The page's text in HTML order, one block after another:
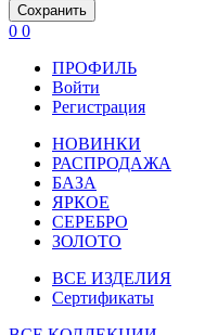
Сохранить
0 0
ПРОФИЛЬ
Войти
Регистрация
НОВИНКИ
РАСПРОДАЖА
БАЗА
ЯРКОЕ
СЕРЕБРО
ЗОЛОТО
ВСЕ ИЗДЕЛИЯ
Сертификаты